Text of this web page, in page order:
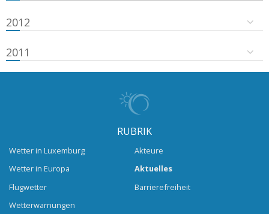
2012
2011
RUBRIK
Wetter in Luxemburg
Wetter in Europa
Flugwetter
Wetterwarnungen
Akteure
Aktuelles
Barrierefreiheit